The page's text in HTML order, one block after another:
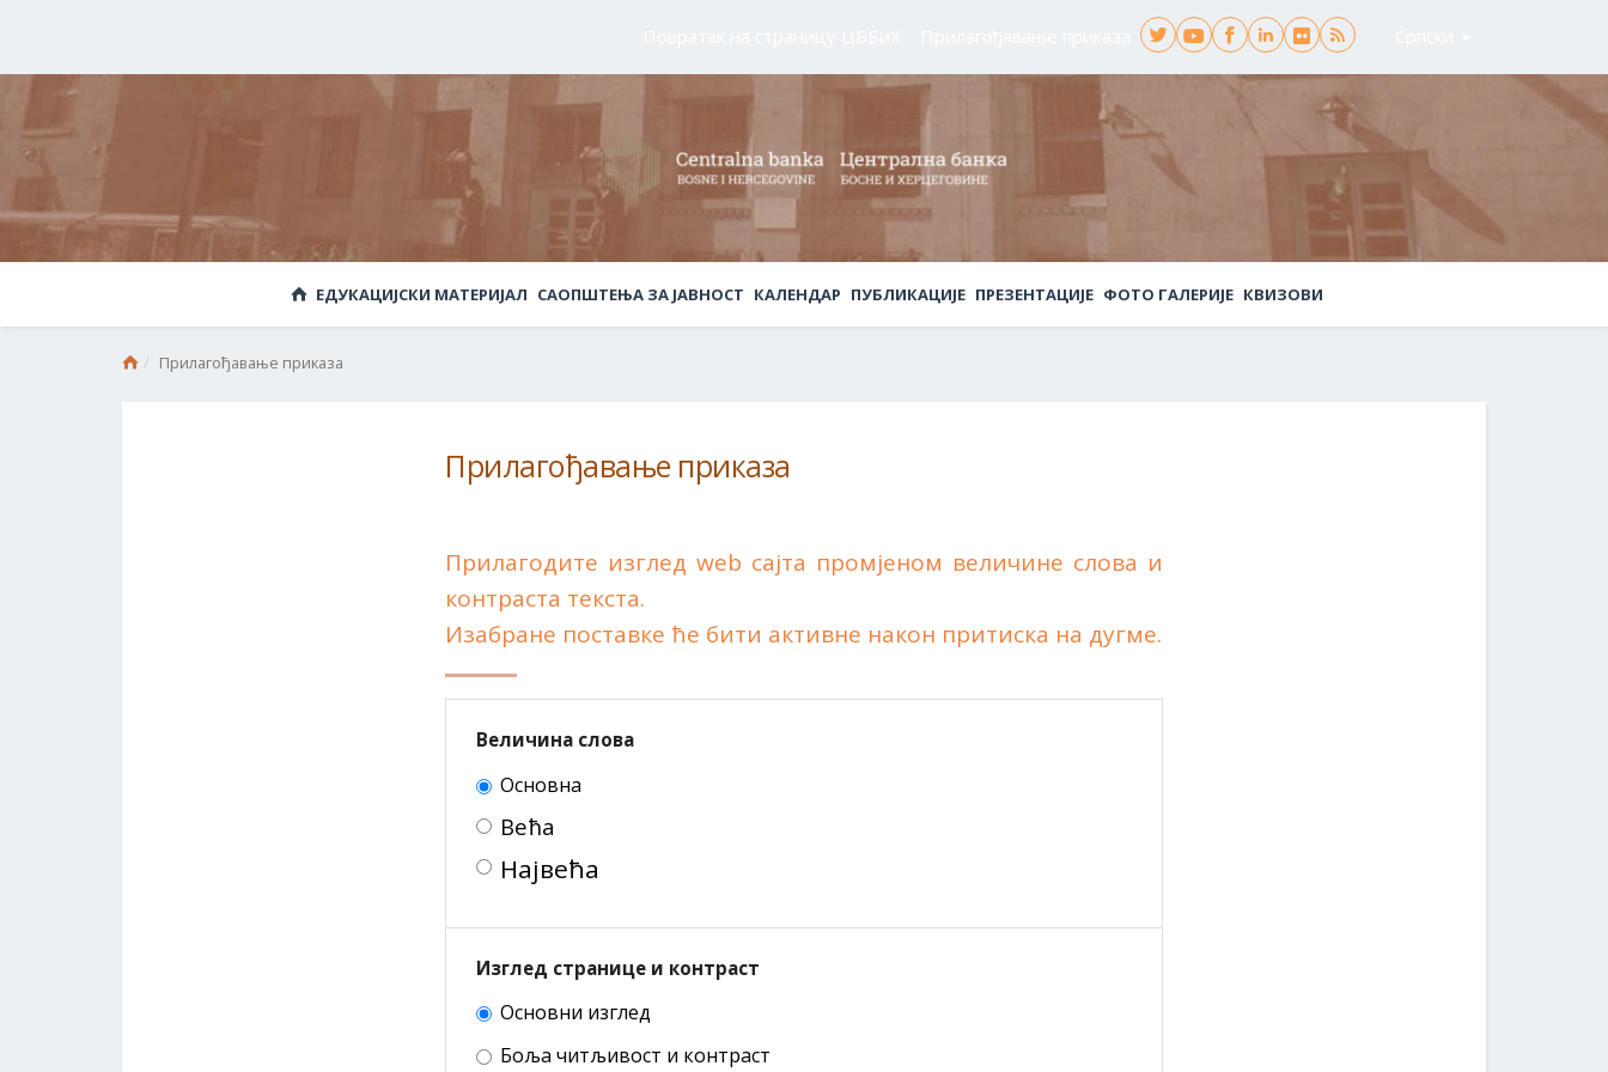
ЕДУКАЦИЈСКИ МАТЕРИЈАЛ САОПШТЕЊА ЗА ЈАВНОСТ КАЛЕНДАР ПУБЛИКАЦИЈЕ ПРЕЗЕНТАЦИЈЕ ФОТО ГАЛЕРИЈЕ КВИЗОВИ
Прилагођавање приказа
Прилагођавање приказа
Прилагодите изглед web сајта промјеном величине слова и
контраста текста.
Изабране поставке ће бити активне након притиска на дугме.
Величина слова
Основна
Већа
Највећа
Изглед странице и контраст
Основни изглед
Боља читљивост и контраст